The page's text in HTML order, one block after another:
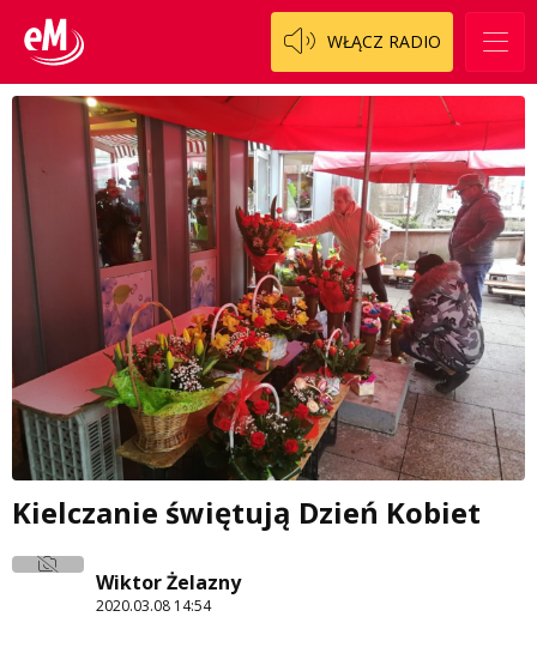
WŁĄCZ RADIO
Kielczanie świętują Dzień Kobiet
Wiktor Żelazny
2020.03.08 14:54